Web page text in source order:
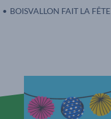
EN COURS :
BOISVALLON FAIT LA FÊTE